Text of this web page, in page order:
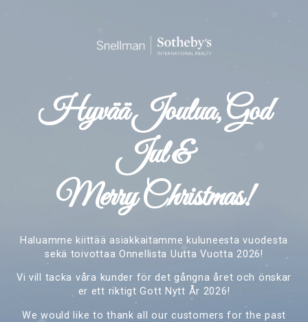
Hyvää Joulua, God
Jul &
Merry Christmas!
Haluamme kiittää asiakkaitamme kuluneesta vuodesta
sekä toivottaa Onnellista Uutta Vuotta 2026!
Vi vill tacka våra kunder för det gångna året och önskar
er ett riktigt Gott Nytt År 2026!
We would like to thank all our customers for the past